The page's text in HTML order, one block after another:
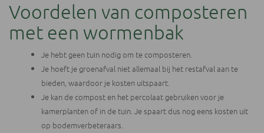
Voordelen van composteren
met een wormenbak
Je hebt geen tuin nodig om te composteren.
Je hoeft je groenafval niet allemaal bij het restafval aan te
bieden, waardoor je kosten uitspaart.
Je kan de compost en het percolaat gebruiken voor je
kamerplanten of in de tuin. Je spaart dus nog eens kosten uit
op bodemverbeteraars.